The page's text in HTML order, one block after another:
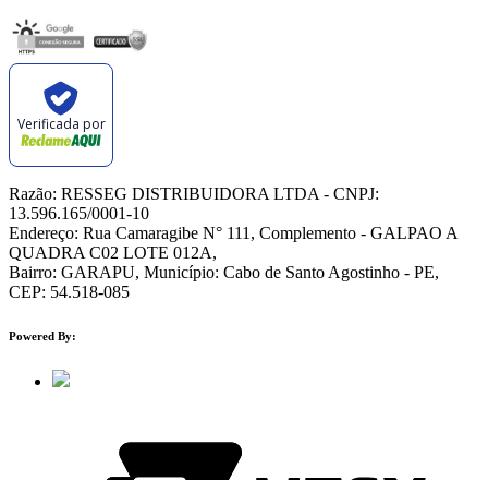
Verificada por
Razão: RESSEG DISTRIBUIDORA LTDA - CNPJ:
13.596.165/0001-10
Endereço: Rua Camaragibe N° 111, Complemento - GALPAO A
QUADRA C02 LOTE 012A,
Bairro: GARAPU, Município: Cabo de Santo Agostinho - PE,
CEP: 54.518-085
Powered By: